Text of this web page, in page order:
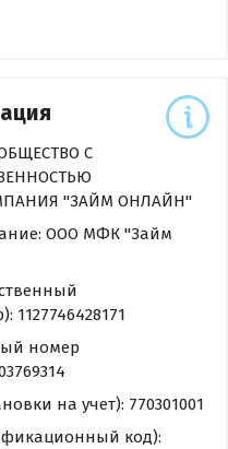
С
"ЗАЙМ ОНЛАЙН"
ООО МФК "Займ
номер
на учет): 770301001
код):